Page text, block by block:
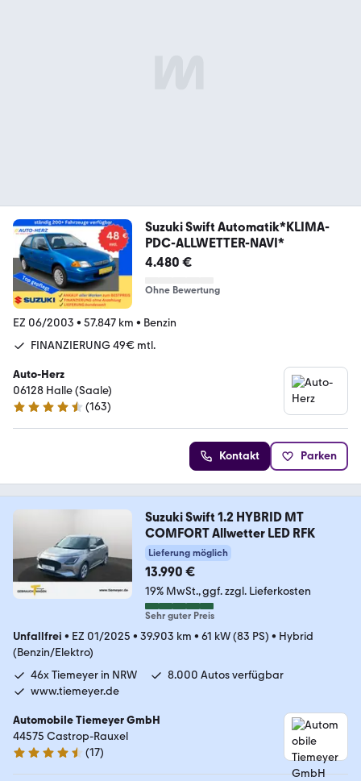
Suzuki Swift Automatik*KLIMA-
PDC-ALLWETTER-NAVI*
4.480 €
Ohne Bewertung
EZ 06/2003 • 57.847 km • Benzin
FINANZIERUNG 49€ mtl.
Auto-Herz
06128 Halle (Saale)
4.6 Sterne
(163)
Kontakt Parken
Suzuki Swift 1.2 HYBRID MT
COMFORT Allwetter LED RFK
Lieferung möglich
13.990 €
19% MwSt. ggf. zzgl. Lieferkosten
Sehr guter Preis
Unfallfrei • EZ 01/2025 • 39.903 km • 61 kW (83 PS) • Hybrid
(Benzin/Elektro)
46x Tiemeyer in NRW
8.000 Autos verfügbar
www.tiemeyer.de
Automobile Tiemeyer GmbH
44575 Castrop-Rauxel
4.6 Sterne
(17)